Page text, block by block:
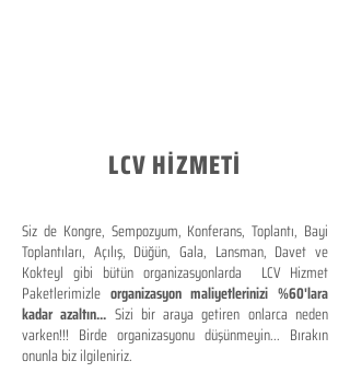
LCV HİZMETİ
Siz de Kongre, Sempozyum, Konferans, Toplantı, Bayi
Toplantıları, Açılış, Düğün, Gala, Lansman, Davet ve
Kokteyl gibi bütün organizasyonlarda LCV Hizmet
Paketlerimizle organizasyon maliyetlerinizi %60'lara
kadar azaltın... Sizi bir araya getiren onlarca neden
varken!!! Birde organizasyonu düşünmeyin... Bırakın
onunla biz ilgileniriz.